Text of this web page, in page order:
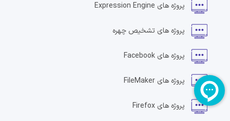
پروژه های Expression Engine
پروژه های تشخیص چهره
پروژه های Facebook
پروژه های FileMaker
پروژه های Firefox